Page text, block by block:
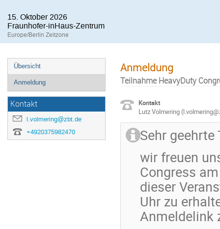
15. Oktober 2026
Fraunhofer-inHaus-Zentrum
Europe/Berlin Zeitzone
Übersicht
Anmeldung
Kontakt
l.volmering@zbt.de
+4920375982470
Anmeldung
Teilnahme HeavyDuty
Kontakt
Lutz Volmering
Sehr geehrte
wir freuen
Congress
dieser
Uhr zu
Anmeldelink